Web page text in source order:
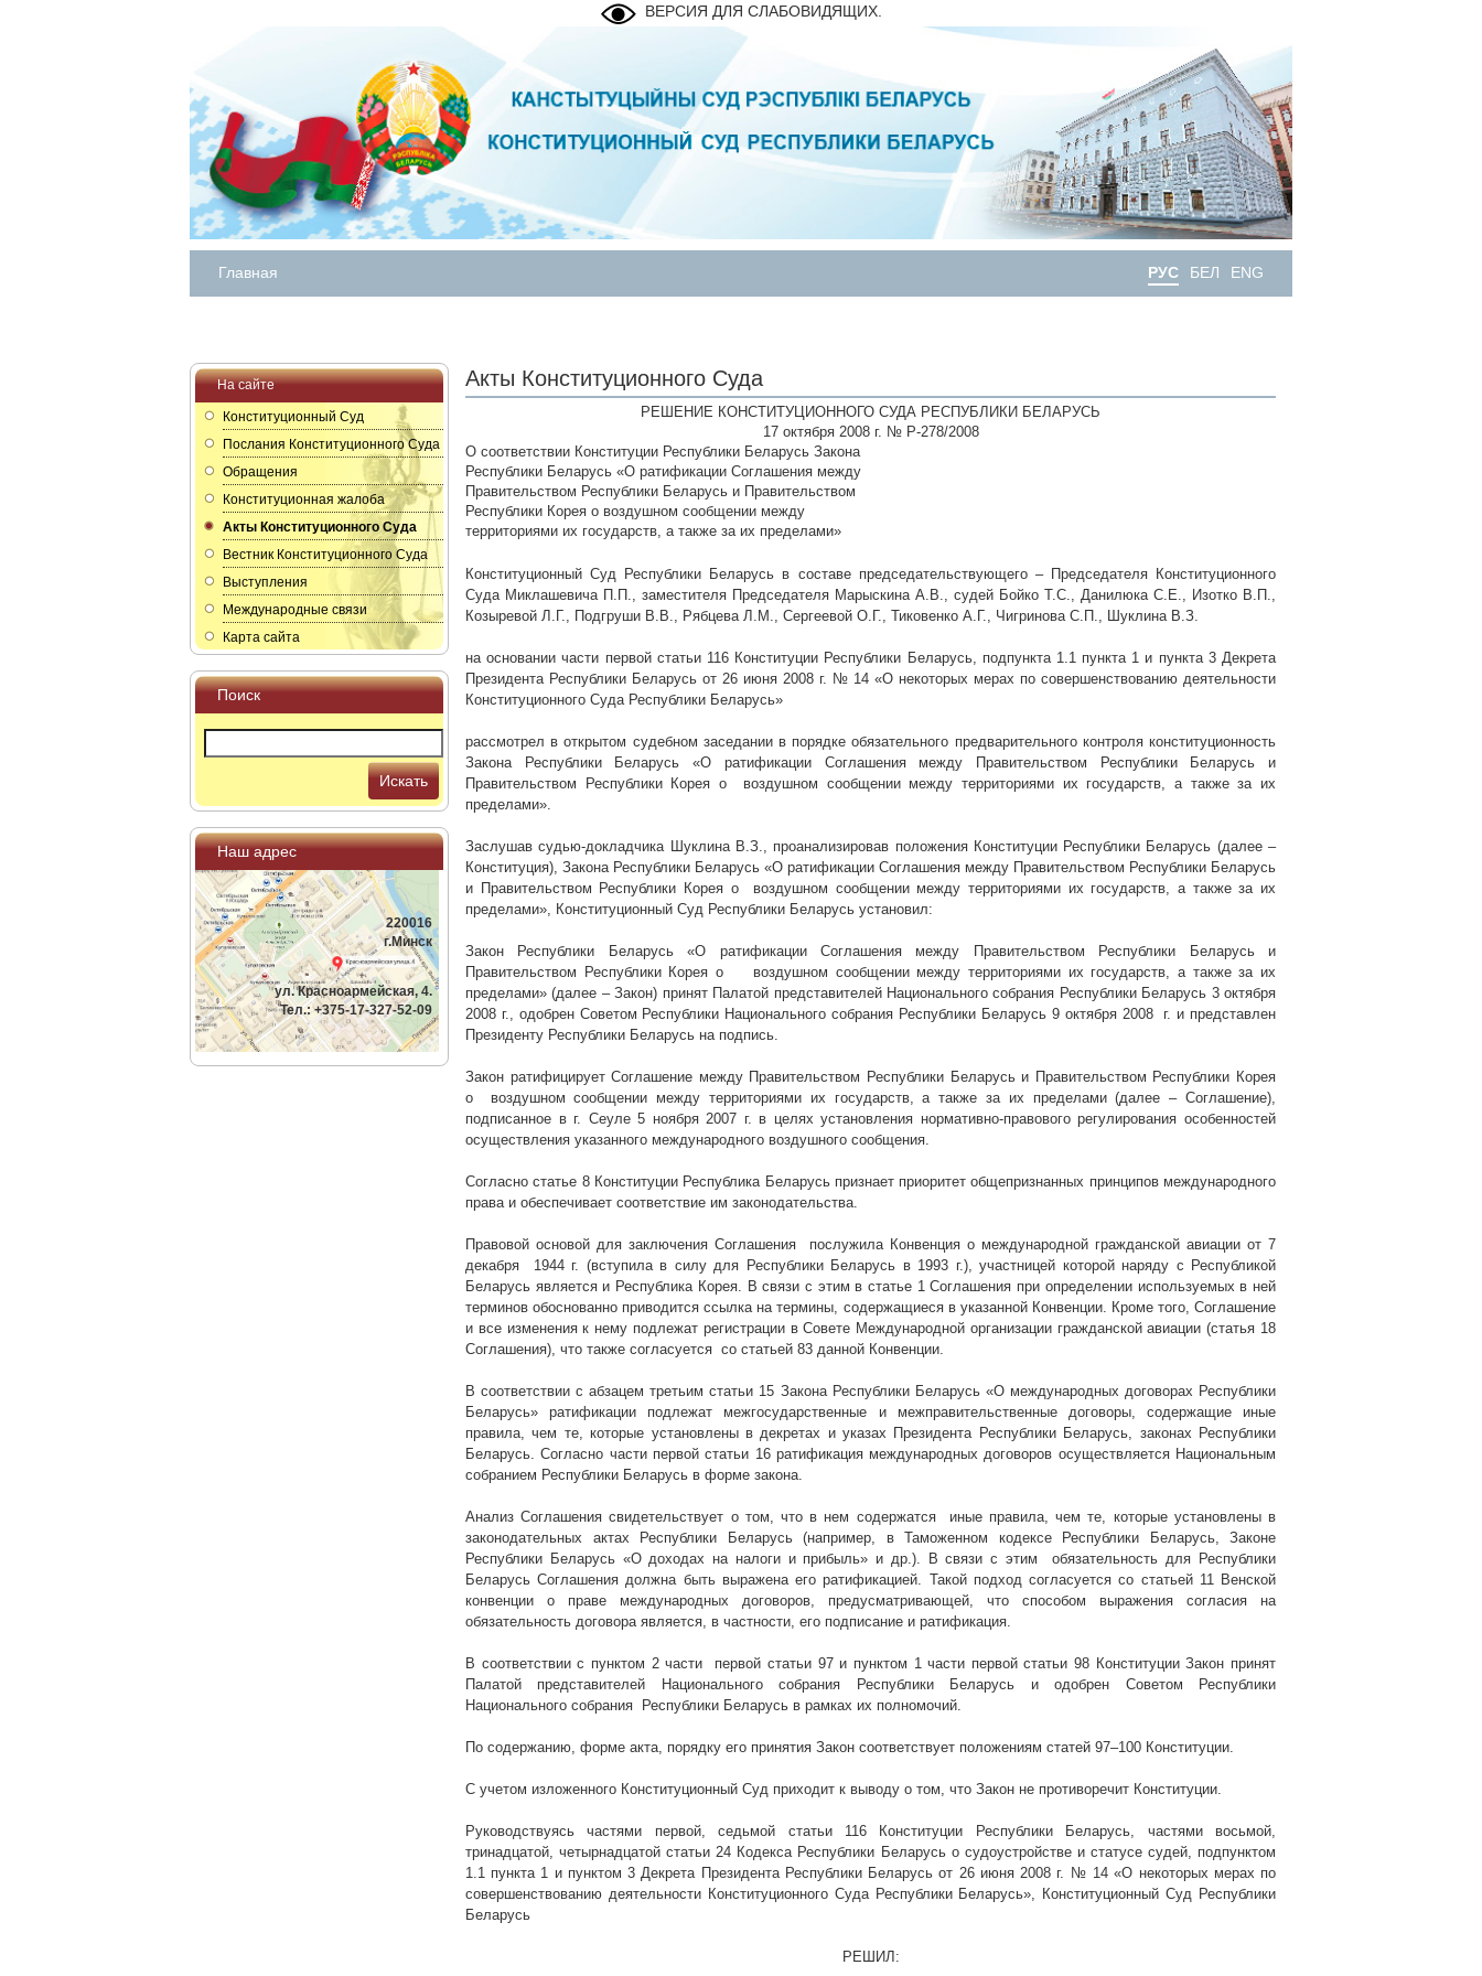
ВЕРСИЯ ДЛЯ СЛАБОВИДЯЩИХ.
Главная РУС БЕЛ ENG
На сайте
Конституционный Суд
Послания Конституционного Суда
Обращения
Конституционная жалоба
Акты Конституционного Суда
Вестник Конституционного Суда
Выступления
Международные связи
Карта сайта
Поиск
Искать
Наш адрес
220016
г.Минск
ул. Красноармейская, 4.
Тел.: +375-17-327-52-09
Акты Конституционного Суда
РЕШЕНИЕ КОНСТИТУЦИОННОГО СУДА РЕСПУБЛИКИ БЕЛАРУСЬ
17 октября 2008 г. № Р-278/2008
О соответствии Конституции Республики Беларусь Закона
Республики Беларусь «О ратификации Соглашения между
Правительством Республики Беларусь и Правительством
Республики Корея о воздушном сообщении между
территориями их государств, а также за их пределами»
Конституционный Суд Республики Беларусь в составе председательствующего – Председателя Конституционного
Суда Миклашевича П.П., заместителя Председателя Марыскина А.В., судей Бойко Т.С., Данилюка С.Е., Изотко В.П.,
Козыревой Л.Г., Подгруши В.В., Рябцева Л.М., Сергеевой О.Г., Тиковенко А.Г., Чигринова С.П., Шуклина В.З.
на основании части первой статьи 116 Конституции Республики Беларусь, подпункта 1.1 пункта 1 и пункта 3 Декрета
Президента Республики Беларусь от 26 июня 2008 г. № 14 «О некоторых мерах по совершенствованию деятельности
Конституционного Суда Республики Беларусь»
рассмотрел в открытом судебном заседании в порядке обязательного предварительного контроля конституционность
Закона Республики Беларусь «О ратификации Соглашения между Правительством Республики Беларусь и
Правительством Республики Корея о воздушном сообщении между территориями их государств, а также за их
пределами».
Заслушав судью-докладчика Шуклина В.З., проанализировав положения Конституции Республики Беларусь (далее –
Конституция), Закона Республики Беларусь «О ратификации Соглашения между Правительством Республики Беларусь
и Правительством Республики Корея о воздушном сообщении между территориями их государств, а также за их
пределами», Конституционный Суд Республики Беларусь установил:
Закон Республики Беларусь «О ратификации Соглашения между Правительством Республики Беларусь и
Правительством Республики Корея о воздушном сообщении между территориями их государств, а также за их
пределами» (далее – Закон) принят Палатой представителей Национального собрания Республики Беларусь 3 октября
2008 г., одобрен Советом Республики Национального собрания Республики Беларусь 9 октября 2008
г. и представлен
Президенту Республики Беларусь на подпись.
Закон ратифицирует Соглашение между Правительством Республики Беларусь и Правительством Республики Корея
о воздушном сообщении между территориями их государств, а также за их пределами (далее – Соглашение),
подписанное в г. Сеуле 5 ноября 2007 г. в целях установления нормативно-правового регулирования особенностей
осуществления указанного международного воздушного сообщения.
Согласно статье 8 Конституции Республика Беларусь признает приоритет общепризнанных принципов международного
права и обеспечивает соответствие им законодательства.
Правовой основой для заключения Соглашения
послужила Конвенция о международной гражданской авиации от 7
декабря
1944 г. (вступила в силу для Республики Беларусь в 1993 г.), участницей которой наряду с Республикой
Беларусь является и Республика Корея. В связи с этим в статье 1 Соглашения при определении используемых в ней
терминов обоснованно приводится ссылка на термины, содержащиеся в указанной Конвенции. Кроме того, Соглашение
и все изменения к нему подлежат регистрации в Совете Международной организации гражданской авиации (статья 18
Соглашения), что также согласуется со статьей 83 данной Конвенции.
В соответствии с абзацем третьим статьи 15 Закона Республики Беларусь «О международных договорах Республики
Беларусь» ратификации подлежат межгосударственные и межправительственные договоры, содержащие иные
правила, чем те, которые установлены в декретах и указах Президента Республики Беларусь, законах Республики
Беларусь. Согласно части первой статьи 16 ратификация международных договоров осуществляется Национальным
собранием Республики Беларусь в форме закона.
Анализ Соглашения свидетельствует о том, что в нем содержатся
иные правила, чем те, которые установлены в
законодательных актах Республики Беларусь (например, в Таможенном кодексе Республики Беларусь, Законе
Республики Беларусь «О доходах на налоги и прибыль» и др.). В связи с этим
обязательность для Республики
Беларусь Соглашения должна быть выражена его ратификацией. Такой подход согласуется со статьей 11 Венской
конвенции о праве международных договоров, предусматривающей, что способом выражения согласия на
обязательность договора является, в частности, его подписание и ратификация.
В соответствии с пунктом 2 части
первой статьи 97 и пунктом 1 части первой статьи 98 Конституции Закон принят
Палатой представителей Национального собрания Республики Беларусь и одобрен Советом Республики
Национального собрания
Республики Беларусь в рамках их полномочий.
По содержанию, форме акта, порядку его принятия Закон соответствует положениям статей 97–100 Конституции.
С учетом изложенного Конституционный Суд приходит к выводу о том, что Закон не противоречит Конституции.
Руководствуясь частями первой, седьмой статьи 116 Конституции Республики Беларусь, частями восьмой,
тринадцатой, четырнадцатой статьи 24 Кодекса Республики Беларусь о судоустройстве и статусе судей, подпунктом
1.1 пункта 1 и пунктом 3 Декрета Президента Республики Беларусь от 26 июня 2008 г. № 14 «О некоторых мерах по
совершенствованию деятельности Конституционного Суда Республики Беларусь», Конституционный Суд Республики
Беларусь
РЕШИЛ: